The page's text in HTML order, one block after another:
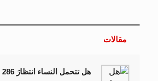
مقالات
هل تتحمل النساء انتظارَ 286 عاماً؟